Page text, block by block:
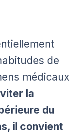
de
médicaux
la
du
il convient